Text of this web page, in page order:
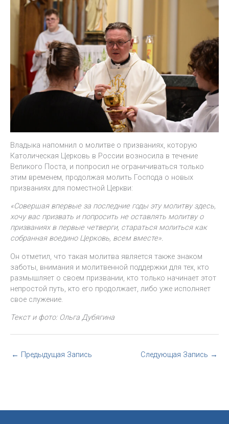
Владыка напомнил о молитве о призваниях, которую
Католическая Церковь в России возносила в течение
Великого Поста, и попросил не ограничиваться только
этим временем, продолжая молить Господа о новых
призваниях для поместной Церкви:
«Совершая впервые за последние годы эту молитву здесь,
хочу вас призвать и попросить не оставлять молитву о
призваниях в первые четверги, стараться молиться как
собранная воедино Церковь, всем вместе».
Он отметил, что такая молитва является также знаком
заботы, внимания и молитвенной поддержки для тех, кто
размышляет о своем призвании, кто только начинает этот
непростой путь, кто его продолжает, либо уже исполняет
свое служение.
Текст и фото: Ольга Дубягина
← Предыдущая Запись Следующая Запись →